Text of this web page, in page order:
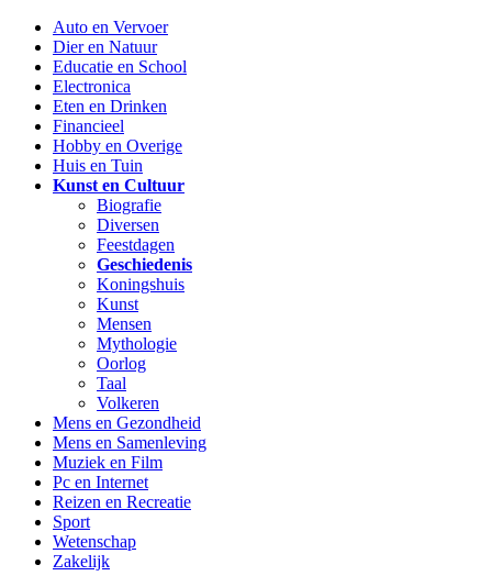
Auto en Vervoer
Dier en Natuur
Educatie en School
Electronica
Eten en Drinken
Financieel
Hobby en Overige
Huis en Tuin
Kunst en Cultuur
Biografie
Diversen
Feestdagen
Geschiedenis
Koningshuis
Kunst
Mensen
Mythologie
Oorlog
Taal
Volkeren
Mens en Gezondheid
Mens en Samenleving
Muziek en Film
Pc en Internet
Reizen en Recreatie
Sport
Wetenschap
Zakelijk